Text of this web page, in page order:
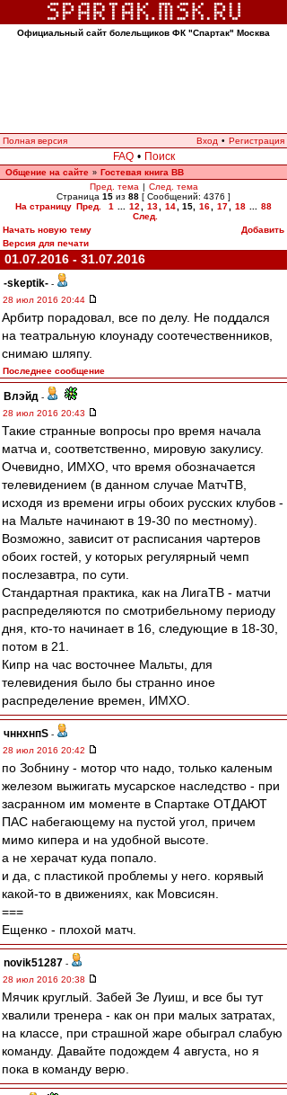
Официальный сайт болельщиков ФК "Спартак" Москва
Полная версия Вход • Регистрация
FAQ • Поиск
Общение на сайте » Гостевая книга ВВ
Пред. тема | След. тема
Страница 15 из 88 [ Сообщений: 4376 ]
На страницу Пред. 1 12 13 14 15 16 17 18
88
След.
Начать новую тему
Добавить
Версия для печати
01.07.2016 - 31.07.2016
-skeptik- -
28 июл 2016 20:44
Арбитр порадовал, все по делу. Не поддался
на театральную клоунаду соотечественников,
снимаю шляпу.
Последнее сообщение
Влэйд -
28 июл 2016 20:43
Такие странные вопросы про время начала
матча и, соответственно, мировую закулису.
Очевидно, ИМХО, что время обозначается
телевидением (в данном случае МатчТВ,
исходя из времени игры обоих русских клубов -
на Мальте начинают в 19-30 по местному).
Возможно, зависит от расписания чартеров
обоих гостей, у которых регулярный чемп
послезавтра, по сути.
Стандартная практика, как на ЛигаТВ - матчи
распределяются по смотрибельному периоду
дня, кто-то начинает в 16, следующие в 18-30,
потом в 21.
Кипр на час восточнее Мальты, для
телевидения было бы странно иное
распределение времен, ИМХО.
чннхнпS -
28 июл 2016 20:42
по Зобнину - мотор что надо, только каленым
железом выжигать мусарское наследство - при
засранном им моменте в Спартаке ОТДАЮТ
ПАС набегающему на пустой угол, причем
мимо кипера и на удобной высоте.
а не херачат куда попало.
и да, с пластикой проблемы у него. корявый
какой-то в движениях, как Мовсисян.
===
Ещенко - плохой матч.
novik51287 -
28 июл 2016 20:38
Мячик круглый. Забей Зе Луиш, и все бы тут
хвалили тренера - как он при малых затратах,
на классе, при страшной жаре обыграл слабую
команду. Давайте подождем 4 августа, но я
пока в команду верю.